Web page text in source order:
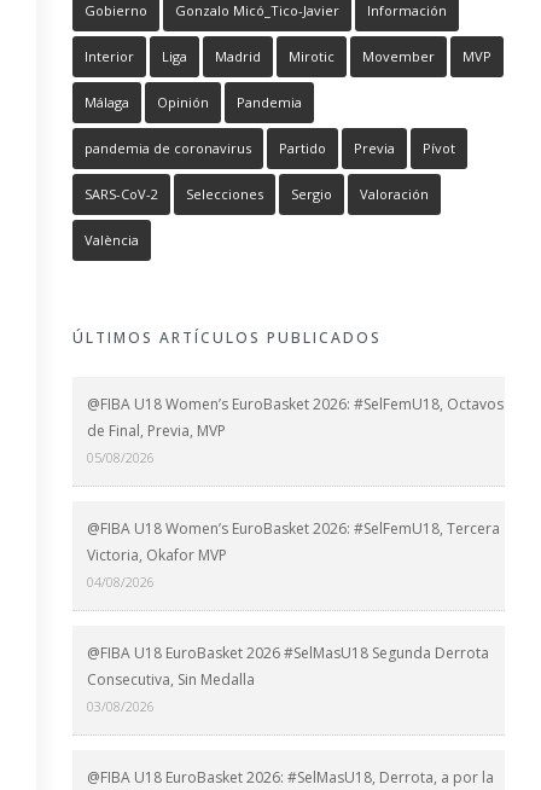
Gobierno Gonzalo Micó_Tico-Javier Información
Interior Liga Madrid Mirotic Movember MVP
Málaga Opinión Pandemia
pandemia de coronavirus Partido Previa Pívot
SARS-CoV-2 Selecciones Sergio Valoración
València
ÚLTIMOS ARTÍCULOS PUBLICADOS
@FIBA U18 Women’s EuroBasket 2026: #SelFemU18, Octavos
de Final, Previa, MVP
05/08/2026
@FIBA U18 Women’s EuroBasket 2026: #SelFemU18, Tercera
Victoria, Okafor MVP
04/08/2026
@FIBA U18 EuroBasket 2026 #SelMasU18 Segunda Derrota
Consecutiva, Sin Medalla
03/08/2026
@FIBA U18 EuroBasket 2026: #SelMasU18, Derrota, a por la